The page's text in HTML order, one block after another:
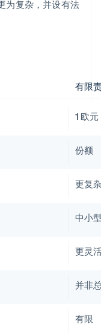
为复杂，并设有法
有限
1 欧
份额
更复
中小
更灵
并非
有限